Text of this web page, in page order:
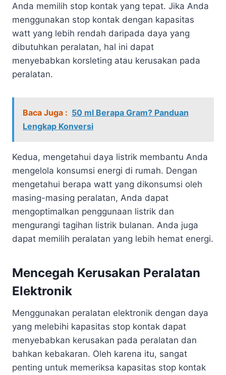
Anda memilih stop kontak yang tepat. Jika Anda
menggunakan stop kontak dengan kapasitas
watt yang lebih rendah daripada daya yang
dibutuhkan peralatan, hal ini dapat
menyebabkan korsleting atau kerusakan pada
peralatan.
Baca Juga : 50 ml Berapa Gram? Panduan
Lengkap Konversi
Kedua, mengetahui daya listrik membantu Anda
mengelola konsumsi energi di rumah. Dengan
mengetahui berapa watt yang dikonsumsi oleh
masing-masing peralatan, Anda dapat
mengoptimalkan penggunaan listrik dan
mengurangi tagihan listrik bulanan. Anda juga
dapat memilih peralatan yang lebih hemat energi.
Mencegah Kerusakan Peralatan
Elektronik
Menggunakan peralatan elektronik dengan daya
yang melebihi kapasitas stop kontak dapat
menyebabkan kerusakan pada peralatan dan
bahkan kebakaran. Oleh karena itu, sangat
penting untuk memeriksa kapasitas stop kontak